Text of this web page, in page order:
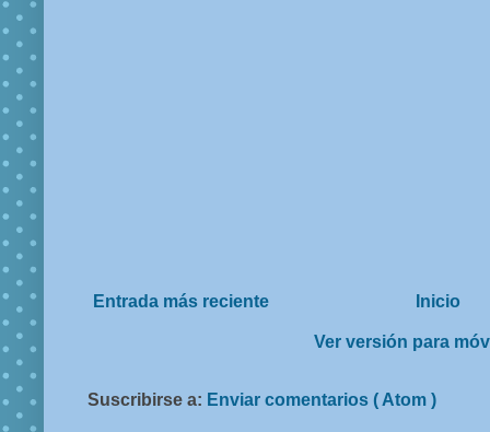
Entrada más reciente Inicio
Ver versión para
Suscribirse a: Enviar comentarios ( Atom )